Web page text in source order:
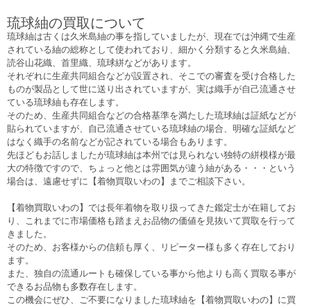
琉球紬の買取について
琉球紬は古くは久米島紬の事を指していましたが、現在では沖縄で生産
されている紬の総称として使われており、細かく分類すると久米島紬、
読谷山花織、首里織、琉球絣などがあります。
それぞれに生産共同組合などが設置され、そこでの審査を受け合格した
ものが製品として世に送り出されていますが、実は織手が自己流通させ
ている琉球紬も存在します。
そのため、生産共同組合などの合格基準を満たした琉球紬は証紙などが
貼られていますが、自己流通させている琉球紬の場合、明確な証紙など
はなく織手の名前などが記されている場合もあります。
先ほどもお話しましたが琉球紬は本州では見られない独特の絣模様が最
大の特徴ですので、ちょっと他とは雰囲気が違う紬がある・・・という
場合は、遠慮せずに【着物買取いわの】までご相談下さい。
【着物買取いわの】では長年着物を取り扱ってきた鑑定士が在籍してお
り、これまでに市場価格も踏まえお品物の価値を見抜いて買取を行って
きました。
そのため、お客様からの信頼も厚く、リピーター様も多く存在しており
ます。
また、独自の流通ルートも確保している事から他よりも高く買取る事が
できるお品物も多数存在します。
この機会にぜひ、ご不要になりました琉球紬を【着物買取いわの】に買